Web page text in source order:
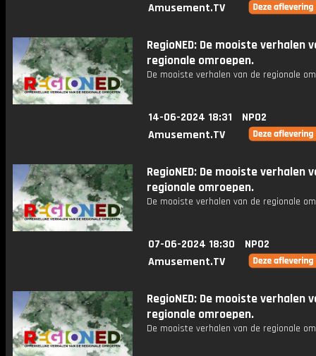
Amusement.TV
RegioNED: De mooiste verhalen
regionale omroepen.
De mooiste verhalen van de regionale
14-06-2024 18:31
NPO2
Amusement.TV
RegioNED: De mooiste verhalen
regionale omroepen.
De mooiste verhalen van de regionale
07-06-2024 18:30
NPO2
Amusement.TV
RegioNED: De mooiste verhalen
regionale omroepen.
De mooiste verhalen van de regionale